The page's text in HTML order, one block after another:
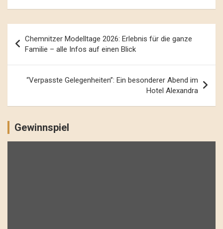
Navigation
Chemnitzer Modelltage 2026: Erlebnis für die ganze
Familie – alle Infos auf einen Blick
“Verpasste Gelegenheiten”: Ein besonderer Abend im
Hotel Alexandra
Gewinnspiel